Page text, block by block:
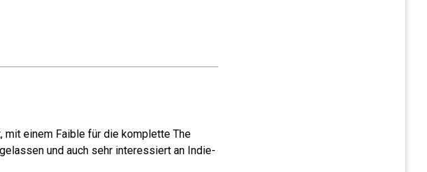
mit einem Faible für die komplette The
und auch sehr interessiert an Indie-